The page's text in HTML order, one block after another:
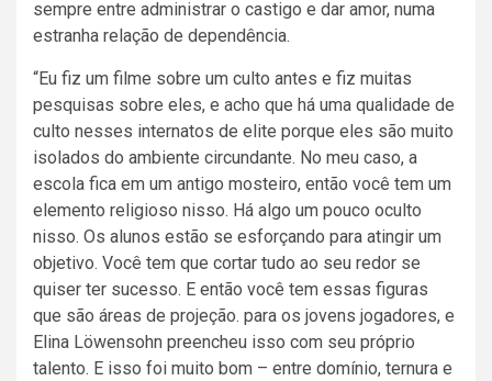
sempre entre administrar o castigo e dar amor, numa
estranha relação de dependência.
“Eu fiz um filme sobre um culto antes e fiz muitas
pesquisas sobre eles, e acho que há uma qualidade de
culto nesses internatos de elite porque eles são muito
isolados do ambiente circundante. No meu caso, a
escola fica em um antigo mosteiro, então você tem um
elemento religioso nisso. Há algo um pouco oculto
nisso. Os alunos estão se esforçando para atingir um
objetivo. Você tem que cortar tudo ao seu redor se
quiser ter sucesso. E então você tem essas figuras
que são áreas de projeção. para os jovens jogadores, e
Elina Löwensohn preencheu isso com seu próprio
talento. E isso foi muito bom – entre domínio, ternura e